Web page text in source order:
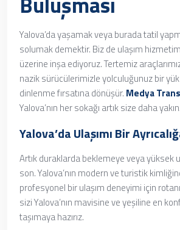
Yalova’da yaşamak veya burada tatil
solumak demektir. Biz de ulaşım
üzerine inşa ediyoruz. Tertemiz
nazik sürücülerimizle yolculuğunuz bir yük
dinlenme fırsatına dönüşür. Medya
Yalova’nın her sokağı artık size daha yakın.
Yalova’da Ulaşımı Bir
Artık duraklarda beklemeye veya yüksek
son. Yalova’nın modern ve turistik
profesyonel bir ulaşım deneyimi için
sizi Yalova’nın mavisine ve yeşiline en
taşımaya hazırız.